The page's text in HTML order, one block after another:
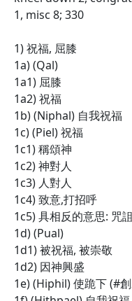
1, misc 8; 330
1) 祝福, 屈膝
1a) (Qal)
1a1) 屈膝
1a2) 祝福
1b) (Niphal) 自我祝福
1c) (Piel) 祝福
1c1) 稱頌神
1c2) 神對人
1c3) 人對人
1c4) 致意,打招呼
1c5) 具相反的意思: 咒詛
1d) (Pual)
1d1) 被祝福, 被崇敬
1d2) 因神興盛
1e) (Hiphil) 使跪下 (#